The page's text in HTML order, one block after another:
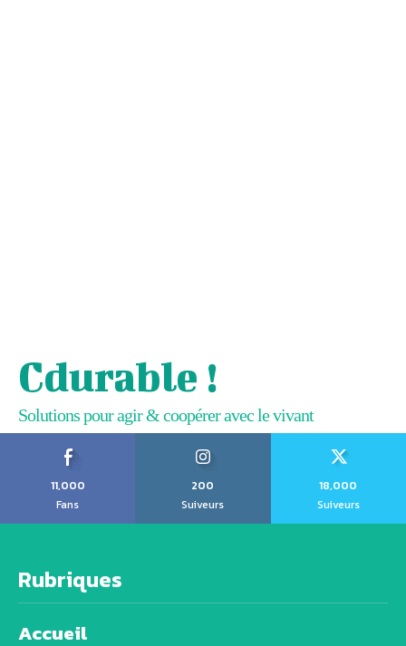
Cdurable !
Solutions pour agir & coopérer avec le vivant
11,000
Fans
200
Suiveurs
18,000
Suiveurs
Rubriques
Accueil